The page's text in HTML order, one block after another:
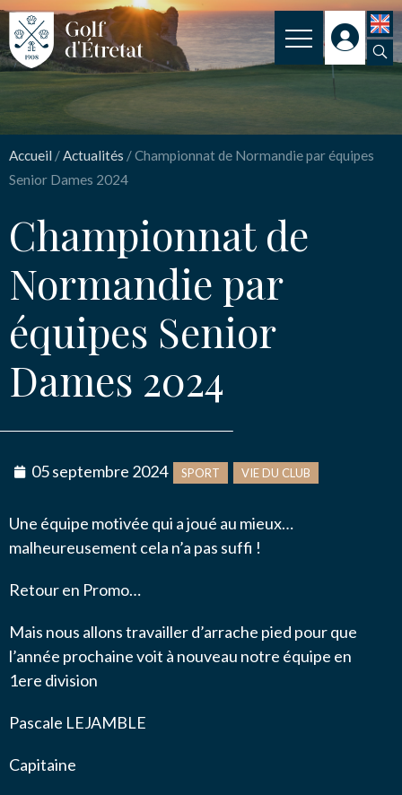
Accueil /Actualités /Championnat de Normandie par équipes
Senior Dames 2024
Championnat de
Normandie par
équipes Senior
Dames 2024
05 septembre 2024 SPORT VIE DU CLUB
Une équipe motivée qui a joué au mieux…
malheureusement cela n’a pas suffi !
Retour en Promo…
Mais nous allons travailler d’arrache pied pour que
l’année prochaine voit à nouveau notre équipe en
1ere division
Pascale LEJAMBLE
Capitaine
CLUB
CLUB HOUSE
NOS TARIFS
SPORT
ENSEIGNEMENT
ACTUALITÉS
NOS PARTENAIRES
INSCRIPTION
Championnat de
Normandie par équipes
Senior Dames 2024
Nom*
Email
ETRETAT à enregistrer mes données.